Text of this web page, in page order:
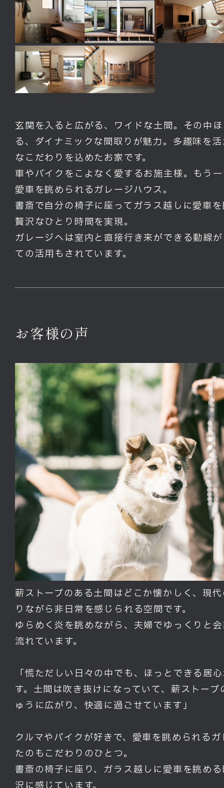
玄関を入ると広がる、ワイドな土間。その中
る、ダイナミックな間取りが魅力。多趣味を
なこだわりを込めたお家です。
車やバイクをこよなく愛するお施主様。もう
愛車を眺められるガレージハウス。
書斎で自分の椅子に座ってガラス越しに愛車
贅沢なひとり時間を実現。
ガレージへは室内と直接行き来ができる動線
ての活用もされています。
お客様の声
薪ストーブのある土間はどこか懐かしく、現
りながら非日常を感じられる空間です。
ゆらめく炎を眺めながら、夫婦でゆっくりと
流れています。
「慌ただしい日々の中でも、ほっとできる居
す。土間は吹き抜けになっていて、薪ストー
ゅうに広がり、快適に過ごせています」
クルマやバイクが好きで、愛車を眺められる
たのもこだわりのひとつ。
書斎の椅子に座り、ガラス越しに愛車を眺め